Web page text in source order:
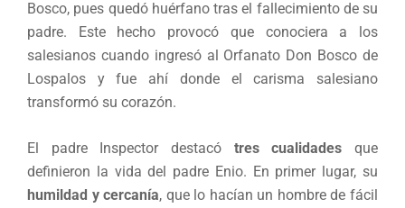
Bosco, pues quedó huérfano tras el fallecimiento de su
padre. Este hecho provocó que conociera a los
salesianos cuando ingresó al Orfanato Don Bosco de
Lospalos y fue ahí donde el carisma salesiano
transformó su corazón.
El padre Inspector destacó tres cualidades que
definieron la vida del padre Enio. En primer lugar, su
humildad y cercanía, que lo hacían un hombre de fácil